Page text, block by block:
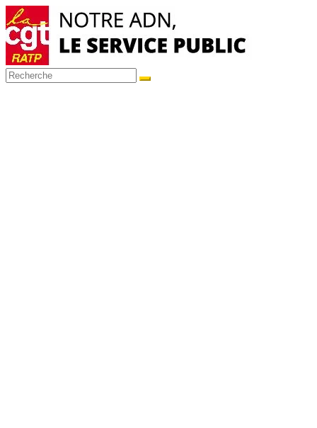
Passer
au
contenu